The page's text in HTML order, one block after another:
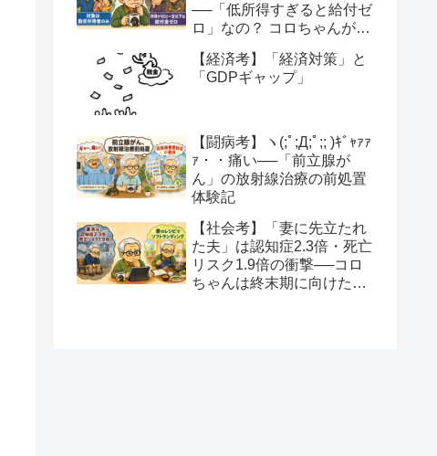
──「低所得すぎると給付ゼ
ロ」なの？ コロちゃんが感
【経済考】「経済対策」と
「GDPギャップ」
【闘病考】ヽ(;ﾟ;Д;ﾟ;; )ｷﾞｬｧｧ
ｧ・・痛い──「前立腺が
ん」の放射線治療の前処置
体験記
【社会考】「妻に先立たれ
た夫」は認知症2.3倍・死亡
リスク1.9倍の衝撃──コロ
ちゃんは終末期に向けたソ